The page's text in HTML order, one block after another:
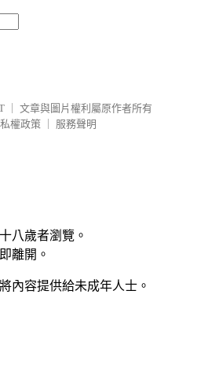
文章與圖片權利屬原作者所有
權政策
服務聲明
八歲者瀏覽。
離開。
內容提供給未成年人士。